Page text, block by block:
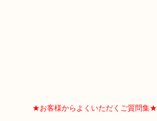
★お客様からよくいただくご質問集★